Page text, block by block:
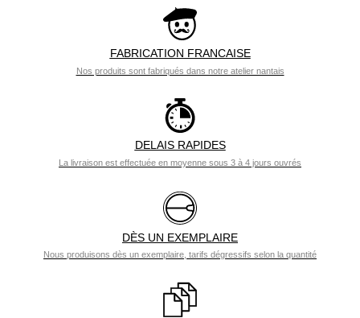
FABRICATION FRANCAISE
Nos produits sont fabriqués dans notre atelier nantais
DELAIS RAPIDES
La livraison est effectuée en moyenne sous 3 à 4 jours ouvrés
DÈS UN EXEMPLAIRE
Nous produisons dès un exemplaire, tarifs dégressifs selon la quantité